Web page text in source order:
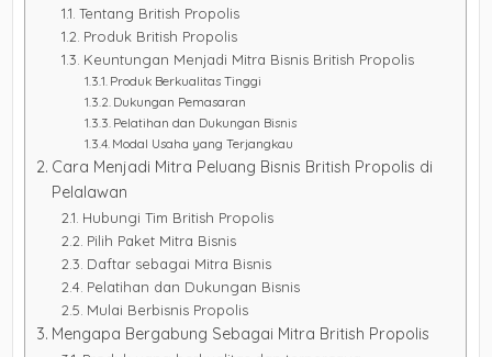
Tentang British Propolis
Produk British Propolis
Keuntungan Menjadi Mitra Bisnis British Propolis
Produk Berkualitas Tinggi
Dukungan Pemasaran
Pelatihan dan Dukungan Bisnis
Modal Usaha yang Terjangkau
Cara Menjadi Mitra Peluang Bisnis British Propolis di
Pelalawan
Hubungi Tim British Propolis
Pilih Paket Mitra Bisnis
Daftar sebagai Mitra Bisnis
Pelatihan dan Dukungan Bisnis
Mulai Berbisnis Propolis
Mengapa Bergabung Sebagai Mitra British Propolis